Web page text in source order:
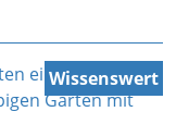
Wissenswert